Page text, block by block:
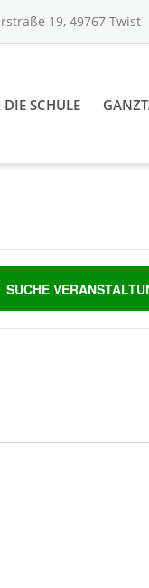
19, 49767 Twist
DIE SCHULE
SUCHE